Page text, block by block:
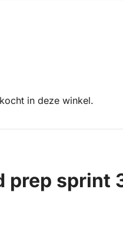
in deze winkel.
prep sprint